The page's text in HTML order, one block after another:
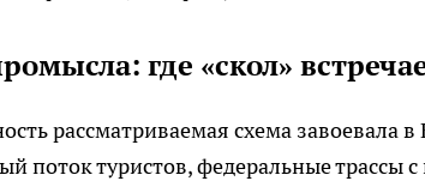
где «скол»
рассматриваемая схема завоевала
поток туристов, федеральные